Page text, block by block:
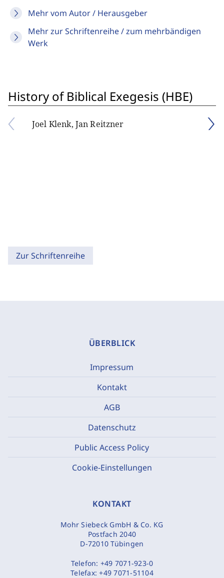
Mehr vom Autor / Herausgeber
Mehr zur Schriftenreihe / zum mehrbändigen
Werk
History of Biblical Exegesis (HBE)
Joel Klenk, Jan Reitzner
Zur Schriftenreihe
ÜBERBLICK
Impressum
Kontakt
AGB
Datenschutz
Public Access Policy
Cookie-Einstellungen
KONTAKT
Mohr Siebeck GmbH & Co. KG
Postfach 2040
D-72010 Tübingen
Telefon: +49 7071-923-0
Telefax:+49 7071-51104